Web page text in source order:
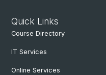
Quick Links
Course Directory
IT Services
Online Services